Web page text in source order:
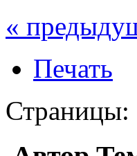
«
Печать
Страницы: